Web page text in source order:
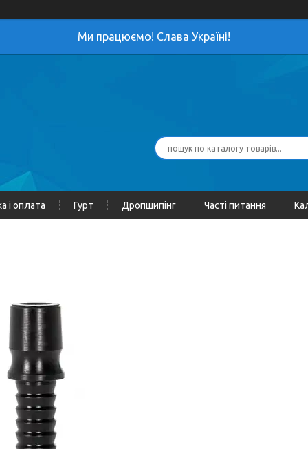
Ми працюємо! Слава Україні!
і оплата Гурт Дропшипінг Часті питання